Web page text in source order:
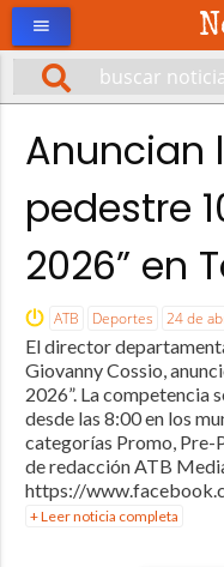
menu
Anuncian
pedestre
2026” en
ATB Deportes 24 de
El director
Giovanny Cossio,
2026”. La competencia
desde las 8:00 en los
categorías Promo, Pre-
de redacción ATB
https://
+ Leer noticia completa